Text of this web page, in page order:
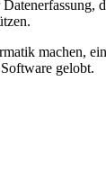
machen,
gelobt.